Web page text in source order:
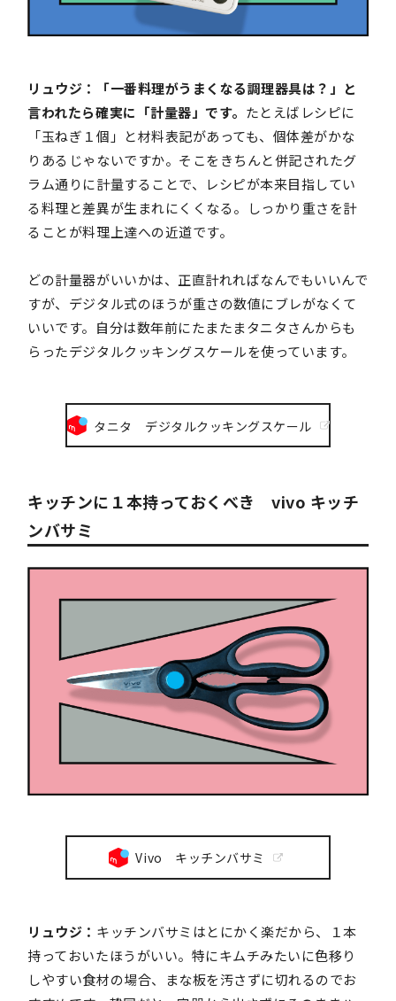
リュウジ：「一番料理がうまくなる調理器具は？」と
言われたら確実に「計量器」です。 たとえばレシピに
「玉ねぎ１個」と材料表記があっても、個体差がかな
りあるじゃないですか。そこをきちんと併記されたグ
ラム通りに計量することで、レシピが本来目指してい
る料理と差異が生まれにくくなる。しっかり重さを計
ることが料理上達への近道です。
どの計量器がいいかは、正直計れればなんでもいいんで
すが、デジタル式のほうが重さの数値にブレがなくて
いいです。自分は数年前にたまたまタニタさんからも
らったデジタルクッキングスケールを使っています。
タニタ デジタルクッキングスケール
キッチンに１本持っておくべき vivo キッチ
ンバサミ
Vivo キッチンバサミ
リュウジ： キッチンバサミはとにかく楽だから、１本
持っておいたほうがいい。特にキムチみたいに色移り
しやすい食材の場合、まな板を汚さずに切れるのでお